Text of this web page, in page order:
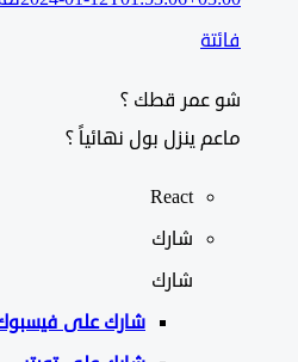
شو عمر قطك ؟
ماعم ينزل بول نهائياً ؟
React
شارك
شارك علىفيسبوك